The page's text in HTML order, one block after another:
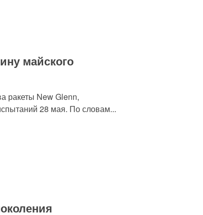
майского
ракеты New Glenn,
28 мая. По словам...